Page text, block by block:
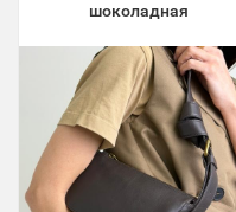
шоколадная